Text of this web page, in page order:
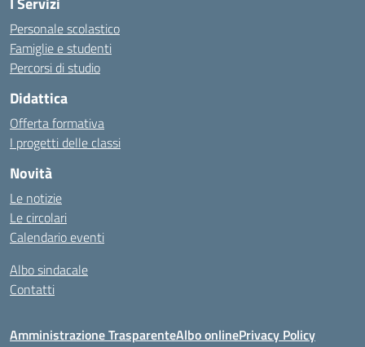
Personale scolastico
Famiglie e studenti
Percorsi di studio
Didattica
Offerta formativa
I progetti delle classi
Novità
Le notizie
Le circolari
Calendario eventi
Albo sindacale
Contatti
Amministrazione TrasparenteAlbo onlinePrivacy Policy